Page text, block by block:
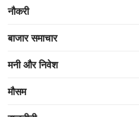
नौकरी
बाजार समाचार
मनी और निवेश
मौसम